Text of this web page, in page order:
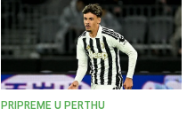
PRIPREME U PERTHU